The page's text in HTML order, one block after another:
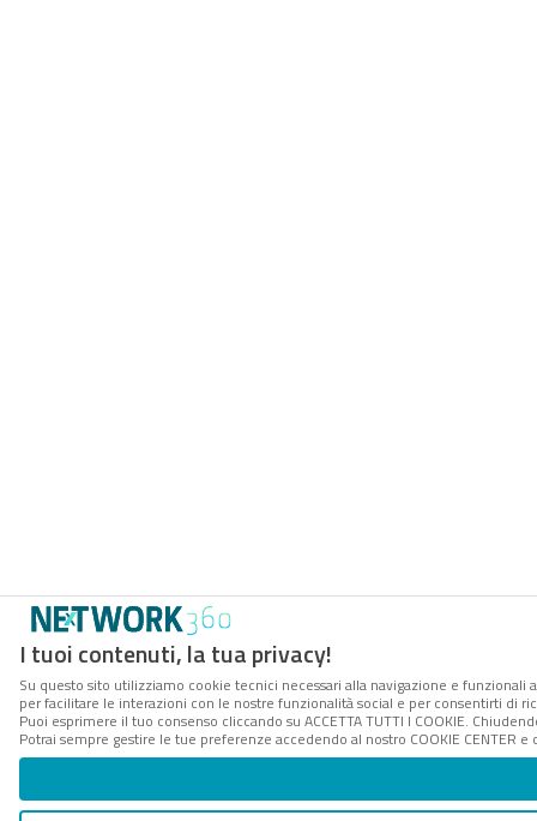
I tuoi contenuti, la tua privacy!
Su questo sito utilizziamo cookie tecnici necessari alla navigazione e
per facilitare le interazioni con le nostre funzionalità social e per consentirti di
Puoi esprimere il tuo consenso cliccando su ACCETTA TUTTI I COOKIE.
Potrai sempre gestire le tue preferenze accedendo al nostro COOKIE